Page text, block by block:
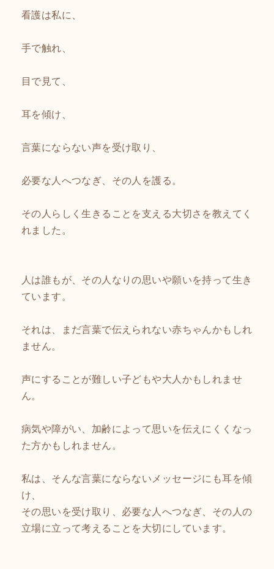
看護は私に、
手で触れ、
目で見て、
耳を傾け、
言葉にならない声を受け取り、
必要な人へつなぎ、その人を護る。
その人らしく生きることを支える大切さを教えてく
れました。
人は誰もが、その人なりの思いや願いを持って生き
ています。
それは、まだ言葉で伝えられない赤ちゃんかもしれ
ません。
声にすることが難しい子どもや大人かもしれませ
ん。
病気や障がい、加齢によって思いを伝えにくくなっ
た方かもしれません。
私は、そんな言葉にならないメッセージにも耳を傾
け、
その思いを受け取り、必要な人へつなぎ、その人の
立場に立って考えることを大切にしています。